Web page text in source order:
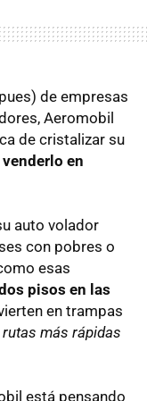
de empresas
Aeromobil
de cristalizar su
venderlo en
auto volador
con pobres o
esas
pisos en las
en trampas
más rápidas
está pensando